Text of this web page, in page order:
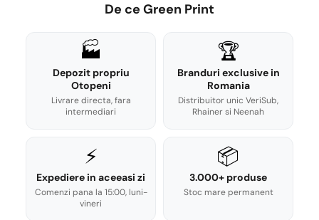
De ce Green Print
🏭
Depozit propriu
Otopeni
Livrare directa, fara
intermediari
🏆
Branduri exclusive in
Romania
Distribuitor unic VeriSub,
Rhainer si Neenah
⚡
Expediere in aceeasi zi
Comenzi pana la 15:00, luni-
vineri
📦
3.000+ produse
Stoc mare permanent